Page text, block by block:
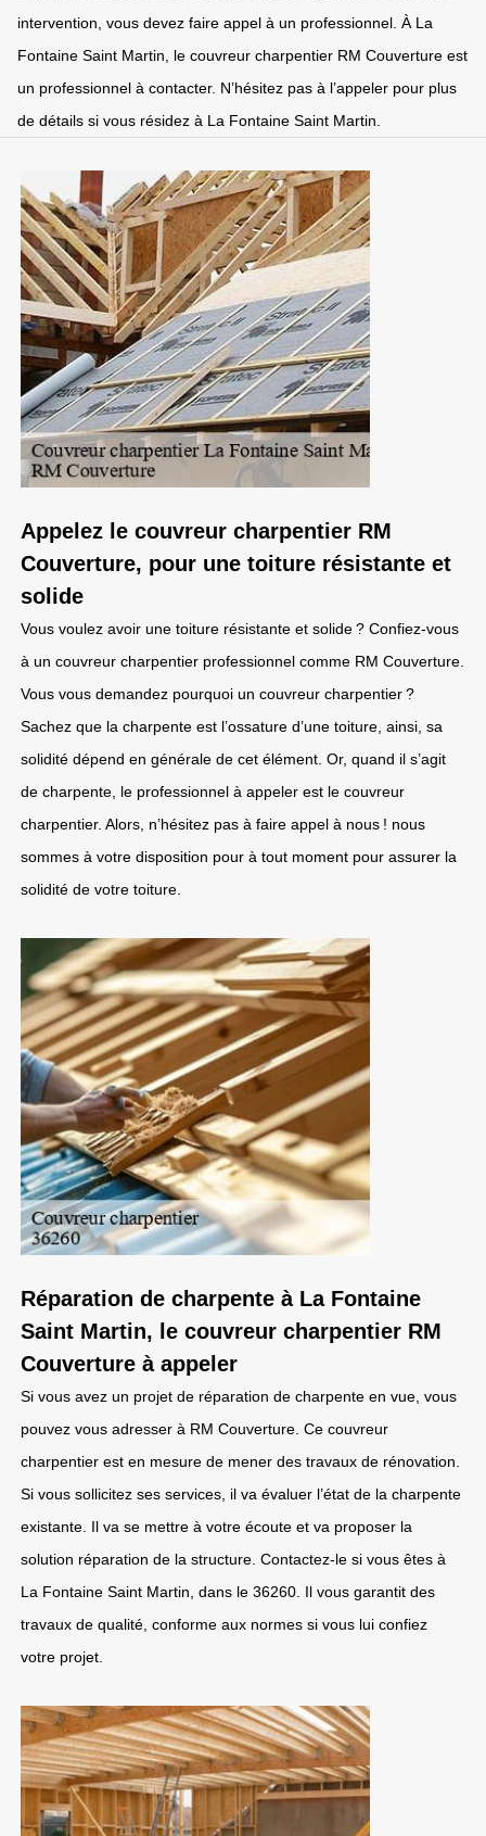
intervention, vous devez faire appel à un professionnel. À La
Fontaine Saint Martin, le couvreur charpentier RM Couverture est
un professionnel à contacter. N’hésitez pas à l’appeler pour plus
de détails si vous résidez à La Fontaine Saint Martin.
Appelez le couvreur charpentier RM
Couverture, pour une toiture résistante et
solide
Vous voulez avoir une toiture résistante et solide ? Confiez-vous
à un couvreur charpentier professionnel comme RM Couverture.
Vous vous demandez pourquoi un couvreur charpentier ?
Sachez que la charpente est l’ossature d’une toiture, ainsi, sa
solidité dépend en générale de cet élément. Or, quand il s’agit
de charpente, le professionnel à appeler est le couvreur
charpentier. Alors, n’hésitez pas à faire appel à nous ! nous
sommes à votre disposition pour à tout moment pour assurer la
solidité de votre toiture.
Réparation de charpente à La Fontaine
Saint Martin, le couvreur charpentier RM
Couverture à appeler
Si vous avez un projet de réparation de charpente en vue, vous
pouvez vous adresser à RM Couverture. Ce couvreur
charpentier est en mesure de mener des travaux de rénovation.
Si vous sollicitez ses services, il va évaluer l’état de la charpente
existante. Il va se mettre à votre écoute et va proposer la
solution réparation de la structure. Contactez-le si vous êtes à
La Fontaine Saint Martin, dans le 36260. Il vous garantit des
travaux de qualité, conforme aux normes si vous lui confiez
votre projet.